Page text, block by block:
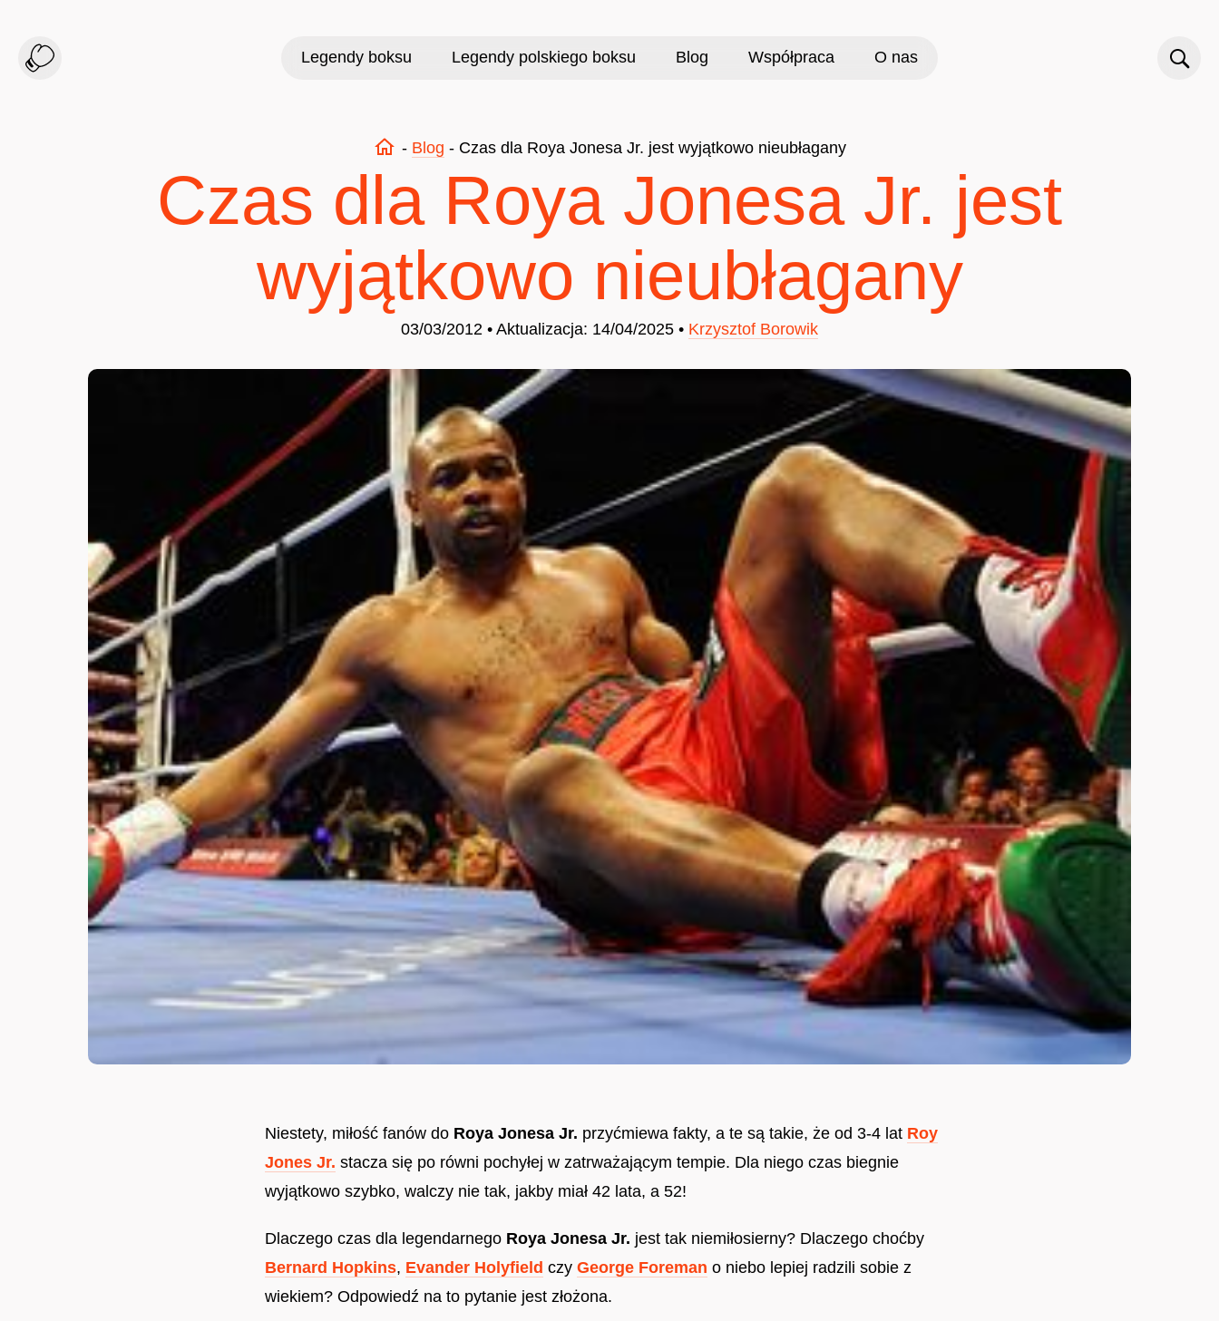
Legendy boksu Legendy polskiego boksu Blog Współpraca O nas
- Blog - Czas dla Roya Jonesa Jr. jest wyjątkowo nieubłagany
Czas dla Roya Jonesa Jr. jest
wyjątkowo nieubłagany
03/03/2012 • Aktualizacja: 14/04/2025 • Krzysztof Borowik
Niestety, miłość fanów do Roya Jonesa Jr. przyćmiewa fakty, a te są takie, że od 3-4 lat Roy
Jones Jr. stacza się po równi pochyłej w zatrważającym tempie. Dla niego czas biegnie
wyjątkowo szybko, walczy nie tak, jakby miał 42 lata, a 52!
Dlaczego czas dla legendarnego Roya Jonesa Jr. jest tak niemiłosierny? Dlaczego choćby
Bernard Hopkins, Evander Holyfield czy George Foreman o niebo lepiej radzili sobie z
wiekiem? Odpowiedź na to pytanie jest złożona.